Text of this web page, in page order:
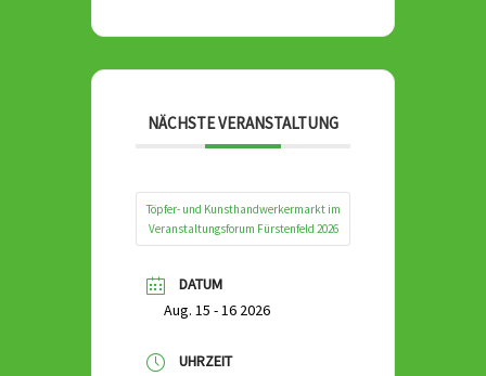
NÄCHSTE VERANSTALTUNG
Töpfer- und Kunsthandwerkermarkt im
Veranstaltungsforum Fürstenfeld 2026
DATUM
Aug. 15 - 16 2026
UHRZEIT